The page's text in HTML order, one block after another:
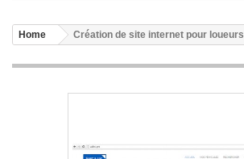
Home Création de site internet pour loueurs